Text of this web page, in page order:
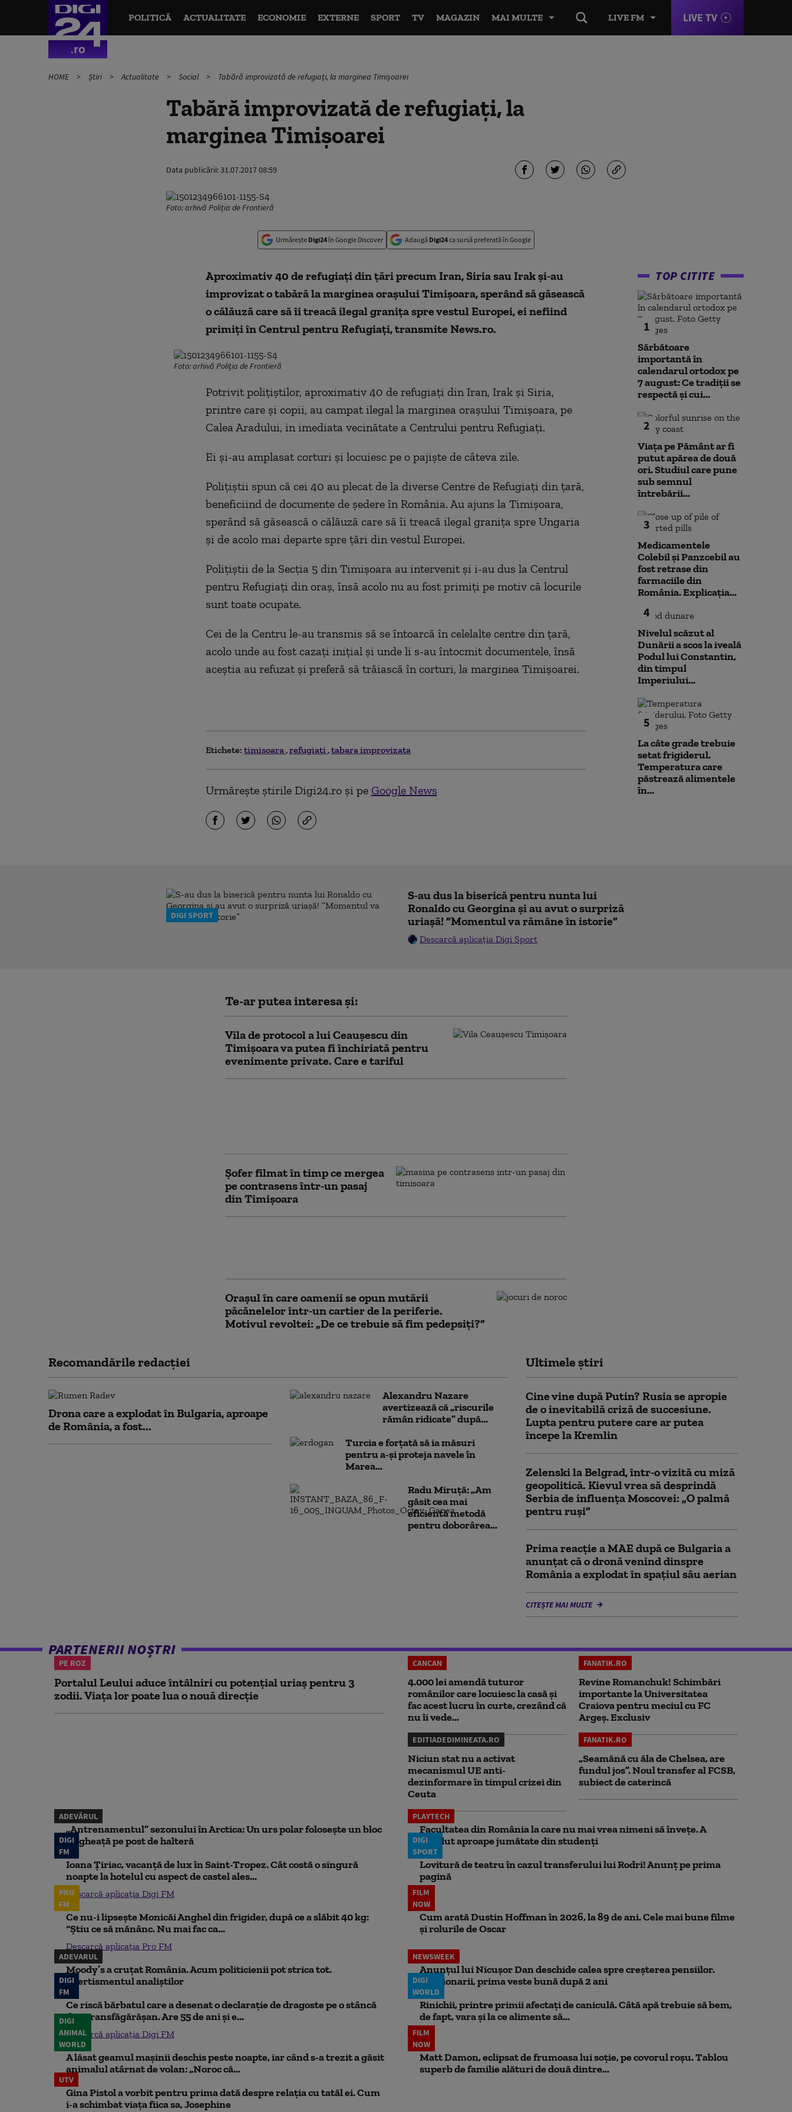
LIVE FM LIVE TV
POLITICĂ ACTUALITATE ECONOMIE EXTERNE SPORT TV MAGAZIN MAI MULTE
HOME Știri Actualitate Social Tabără improvizată de refugiați, la marginea Timişoarei
Tabără improvizată de refugiați, la
marginea Timişoarei
Data publicării:31.07.2017 08:59
Foto: arhivă Poliția de Frontieră
Urmărește Digi24în Google Discover Adaugă Digi24ca sursă preferată în Google
Aproximativ 40 de refugiaţi din ţări precum Iran, Siria sau Irak şi-au
improvizat o tabără la marginea oraşului Timişoara, sperând să găsească
o călăuză care să îi treacă ilegal graniţa spre vestul Europei, ei nefiind
primiţi în Centrul pentru Refugiaţi, transmite News.ro.
Foto: arhivă Poliția de Frontieră
Potrivit poliţiştilor, aproximativ 40 de refugiaţi din Iran, Irak şi Siria,
printre care şi copii, au campat ilegal la marginea oraşului Timişoara, pe
Calea Aradului, in imediata vecinătate a Centrului pentru Refugiaţi.
Ei şi-au amplasat corturi şi locuiesc pe o pajişte de câteva zile.
Poliţiştii spun că cei 40 au plecat de la diverse Centre de Refugiaţi din ţară,
beneficiind de documente de şedere în România. Au ajuns la Timişoara,
sperând să găsească o călăuză care să îi treacă ilegal graniţa spre Ungaria
şi de acolo mai departe spre ţări din vestul Europei.
Poliţiştii de la Secţia 5 din Timişoara au intervenit şi i-au dus la Centrul
pentru Refugiaţi din oraş, însă acolo nu au fost primiţi pe motiv că locurile
sunt toate ocupate.
Cei de la Centru le-au transmis să se întoarcă în celelalte centre din ţară,
acolo unde au fost cazaţi iniţial şi unde li s-au întocmit documentele, însă
aceştia au refuzat şi preferă să trăiască în corturi, la marginea Timişoarei.
Etichete: timisoara refugiati tabara improvizata
Urmărește știrile Digi24.ro și pe Google News
TOP CITITE
1
Sărbătoare
importantă în
calendarul ortodox pe
7 august: Ce tradiții se
respectă și cui...
2
Viața pe Pământ ar fi
putut apărea de două
ori. Studiul care pune
sub semnul
întrebării...
3
Medicamentele
Colebil și Panzcebil au
fost retrase din
farmaciile din
România. Explicația...
4
Nivelul scăzut al
Dunării a scos la iveală
Podul lui Constantin,
din timpul
Imperiului...
5
La câte grade trebuie
setat frigiderul.
Temperatura care
păstrează alimentele
în...
DIGI SPORT
S-au dus la biserică pentru nunta lui
Ronaldo cu Georgina și au avut o surpriză
uriașă! ”Momentul va rămâne în istorie”
Descarcă aplicația Digi Sport
Te-ar putea interesa și:
Vila de protocol a lui Ceauşescu din
Timișoara va putea fi închiriată pentru
evenimente private. Care e tariful
Șofer filmat în timp ce mergea
pe contrasens într-un pasaj
din Timișoara
Orașul în care oamenii se opun mutării
păcănelelor într-un cartier de la periferie.
Motivul revoltei: „De ce trebuie să fim pedepsiți?”
Recomandările redacţiei
Drona care a explodat în Bulgaria, aproape
de România, a fost...
Alexandru Nazare
avertizează că „riscurile
rămân ridicate” după...
Turcia e forțată să ia măsuri
pentru a-și proteja navele în
Marea...
Radu Miruță: „Am
găsit cea mai
eficientă metodă
pentru doborârea...
Ultimele știri
Cine vine după Putin? Rusia se apropie
de o inevitabilă criză de succesiune.
Lupta pentru putere care ar putea
începe la Kremlin
Zelenski la Belgrad, într-o vizită cu miză
geopolitică. Kievul vrea să desprindă
Serbia de influența Moscovei: „O palmă
pentru ruși”
Prima reacție a MAE după ce Bulgaria a
anunţat că o dronă venind dinspre
România a explodat în spaţiul său aerian
CITEȘTE MAI MULTE
PARTENERII NOȘTRI
PE ROZ
Portalul Leului aduce întâlniri cu potențial uriaș pentru 3
zodii. Viața lor poate lua o nouă direcție
CANCAN
4.000 lei amendă tuturor
românilor care locuiesc la casă și
fac acest lucru în curte, crezând că
nu îi vede...
FANATIK.RO
Revine Romanchuk! Schimbări
importante la Universitatea
Craiova pentru meciul cu FC
Argeş. Exclusiv
EDITIADEDIMINEATA.RO
Niciun stat nu a activat
mecanismul UE anti-
dezinformare în timpul crizei din
Ceuta
FANATIK.RO
„Seamănă cu ăla de Chelsea, are
fundul jos”. Noul transfer al FCSB,
subiect de caterincă
ADEVĂRUL
„Antrenamentul” sezonului în Arctica: Un urs polar folosește un bloc
de gheață pe post de halteră
PLAYTECH
Facultatea din România la care nu mai vrea nimeni să înveţe. A
pierdut aproape jumătate din studenţi
DIGI
FM
Ioana Țiriac, vacanță de lux în Saint-Tropez. Cât costă o singură
noapte la hotelul cu aspect de castel ales...
Descarcă aplicația Digi FM
DIGI
SPORT
Lovitură de teatru în cazul transferului lui Rodri! Anunț pe prima
pagină
PRO
FM
Ce nu-i lipsește Monicăi Anghel din frigider, după ce a slăbit 40 kg:
“Știu ce să mănânc. Nu mai fac ca...
Descarcă aplicația Pro FM
FILM
NOW
Cum arată Dustin Hoffman în 2026, la 89 de ani. Cele mai bune filme
și rolurile de Oscar
ADEVARUL
Moody’s a cruțat România. Acum politicienii pot strica tot.
Avertismentul analiștilor
NEWSWEEK
Anunțul lui Nicușor Dan deschide calea spre creșterea pensiilor.
Pensionarii, prima veste bună după 2 ani
DIGI
FM
Ce riscă bărbatul care a desenat o declarație de dragoste pe o stâncă
din Transfăgărășan. Are 55 de ani și e...
Descarcă aplicația Digi FM
DIGI
WORLD
Rinichii, printre primii afectați de caniculă. Câtă apă trebuie să bem,
de fapt, vara și la ce alimente să...
DIGI
ANIMAL
WORLD
A lăsat geamul mașinii deschis peste noapte, iar când s-a trezit a găsit
animalul atârnat de volan: „Noroc că...
FILM
NOW
Matt Damon, eclipsat de frumoasa lui soție, pe covorul roșu. Tablou
superb de familie alături de două dintre...
UTV
Gina Pistol a vorbit pentru prima dată despre relația cu tatăl ei. Cum
i-a schimbat viața fiica sa, Josephine